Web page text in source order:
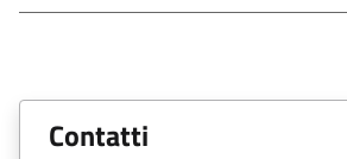
Contatti